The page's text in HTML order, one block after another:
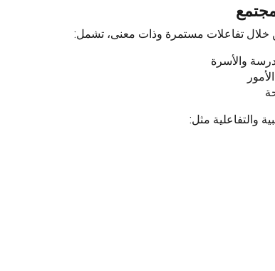
خلال تفاعلات مستمرة وذات معنى، تشمل:
والأسرة
والتفاعلية مثل: